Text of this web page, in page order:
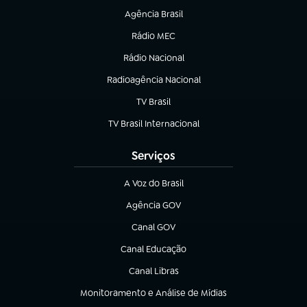
Agência Brasil
(abre em nova aba)
Rádio MEC
(abre em nova aba)
Rádio Nacional
Radioagência Nacional
(abre em nova aba)
TV Brasil
(abre em nova aba)
TV Brasil Internacional
(abre em nova aba)
Serviços
A Voz do Brasil
(abre em nova aba)
Agência GOV
(abre em nova aba)
Canal GOV
(abre em nova aba)
Canal Educação
(abre em nova aba)
Canal Libras
(abre em nova aba)
Monitoramento e Análise de Mídias
(abre em nova aba)